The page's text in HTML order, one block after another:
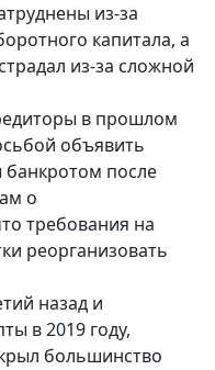
из-за
капитала, а
из-за сложной
в прошлом
объявить
банкротом после
о
требования на
реорганизовать
назад и
в 2019 году,
большинство